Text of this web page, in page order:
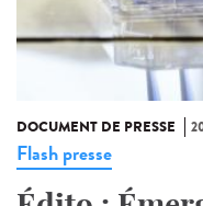
DOCUMENT DE PRESSE
Flash presse